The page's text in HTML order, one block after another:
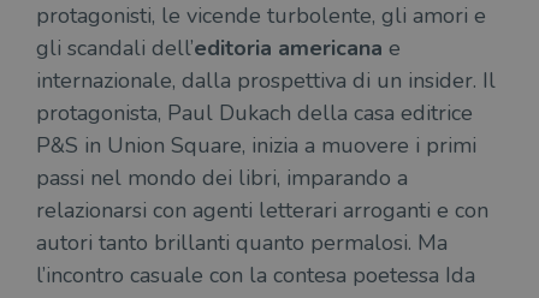
protagonisti, le vicende turbolente, gli amori e
gli scandali dell’editoria americana e
internazionale, dalla prospettiva di un insider. Il
protagonista, Paul Dukach della casa editrice
P&S in Union Square, inizia a muovere i primi
passi nel mondo dei libri, imparando a
relazionarsi con agenti letterari arroganti e con
autori tanto brillanti quanto permalosi. Ma
l’incontro casuale con la contesa poetessa Ida